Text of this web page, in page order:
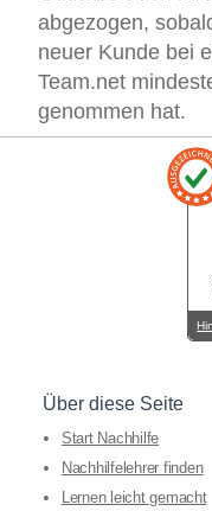
abgezogen,
neuer Kunde bei
Team.net
genommen hat.
Über diese Seite
Start Nachhilfe
Nachhilfelehrer finden
Lernen leicht gemacht